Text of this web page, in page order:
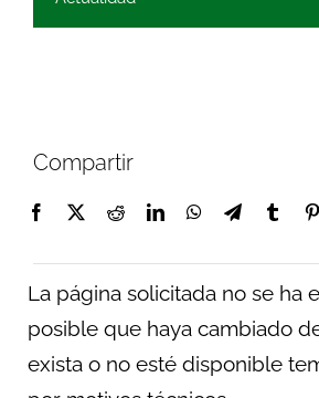
Compartir
La página solicitada no se ha
posible que haya cambiado
exista o no esté disponible